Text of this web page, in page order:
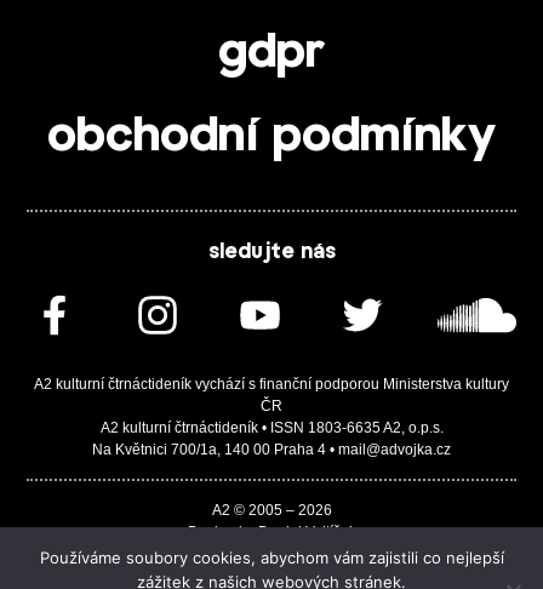
gdpr
obchodní podmínky
sledujte nás
A2 kulturní čtrnáctideník vychází s finanční podporou Ministerstva kultury
ČR
A2 kulturní čtrnáctideník • ISSN 1803-6635 A2, o.p.s.
Na Květnici 700/1a, 140 00 Praha 4 • mail@advojka.cz
A2 © 2005 – 2026
Design by Daniel Vojtíšek
Built by JASA-IT & ChSoft
Používáme soubory cookies, abychom vám zajistili co nejlepší
zážitek z našich webových stránek.